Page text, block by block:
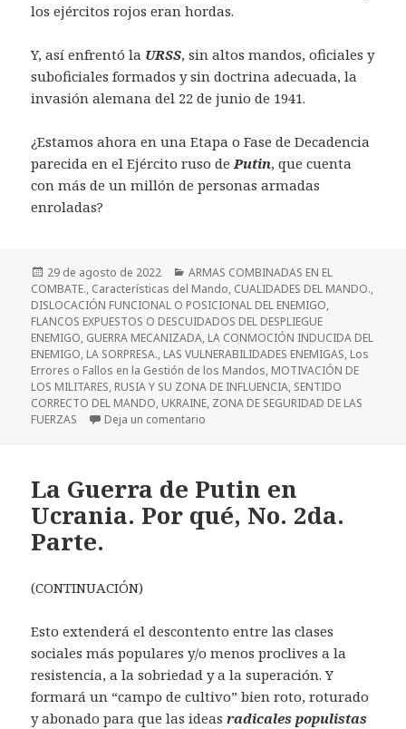
los ejércitos rojos eran hordas.
Y, así enfrentó la URSS, sin altos mandos, oficiales y
suboficiales formados y sin doctrina adecuada, la
invasión alemana del 22 de junio de 1941.
¿Estamos ahora en una Etapa o Fase de Decadencia
parecida en el Ejército ruso dePutin, que cuenta
con más de un millón de personas armadas
enroladas?
Publicado
el
29 de agosto de 2022 Categorías
ARMAS COMBINADAS EN EL
COMBATE., Características del Mando, CUALIDADES DEL MANDO.,
DISLOCACIÓN FUNCIONAL O POSICIONAL DEL ENEMIGO,
FLANCOS EXPUESTOS O DESCUIDADOS DEL DESPLIEGUE
ENEMIGO, GUERRA MECANIZADA, LA CONMOCIÓN INDUCIDA DEL
ENEMIGO, LA SORPRESA., LAS VULNERABILIDADES ENEMIGAS, Los
Errores o Fallos en la Gestión de los Mandos, MOTIVACIÓN DE
LOS MILITARES, RUSIA Y SU ZONA DE INFLUENCIA, SENTIDO
CORRECTO DEL MANDO, UKRAINE, ZONA DE SEGURIDAD DE LAS
FUERZAS
Deja un comentario
La Guerra de Putin en
Ucrania. Por qué, No. 2da.
Parte.
(CONTINUACIÓN)
Esto extenderá el descontento entre las clases
sociales más populares y/o menos proclives a la
resistencia, a la sobriedad y a la superación. Y
formará un “campo de cultivo” bien roto, roturado
y abonado para que las ideasradicales populistas